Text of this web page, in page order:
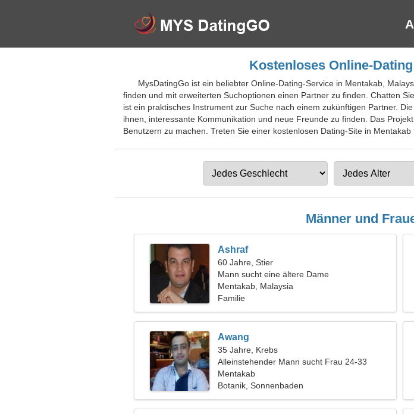
Kostenloses Online-
MysDatingGo ist ein beliebter Online-Dating-Service in Mentakab,
finden und mit erweiterten Suchoptionen einen Partner zu finden. Chatten
ist ein praktisches Instrument zur Suche nach einem zukünftigen Partner.
ihnen, interessante Kommunikation und neue Freunde zu finden. Das
Benutzern zu machen. Treten Sie einer kostenlosen Dating-Site in Mentakab
Männer und
Ashraf
60 Jahre, Stier
Mann sucht eine ältere Dame
Mentakab, Malaysia
Familie
Awang
35 Jahre, Krebs
Alleinstehender Mann sucht Frau 24-33
Mentakab
Botanik, Sonnenbaden